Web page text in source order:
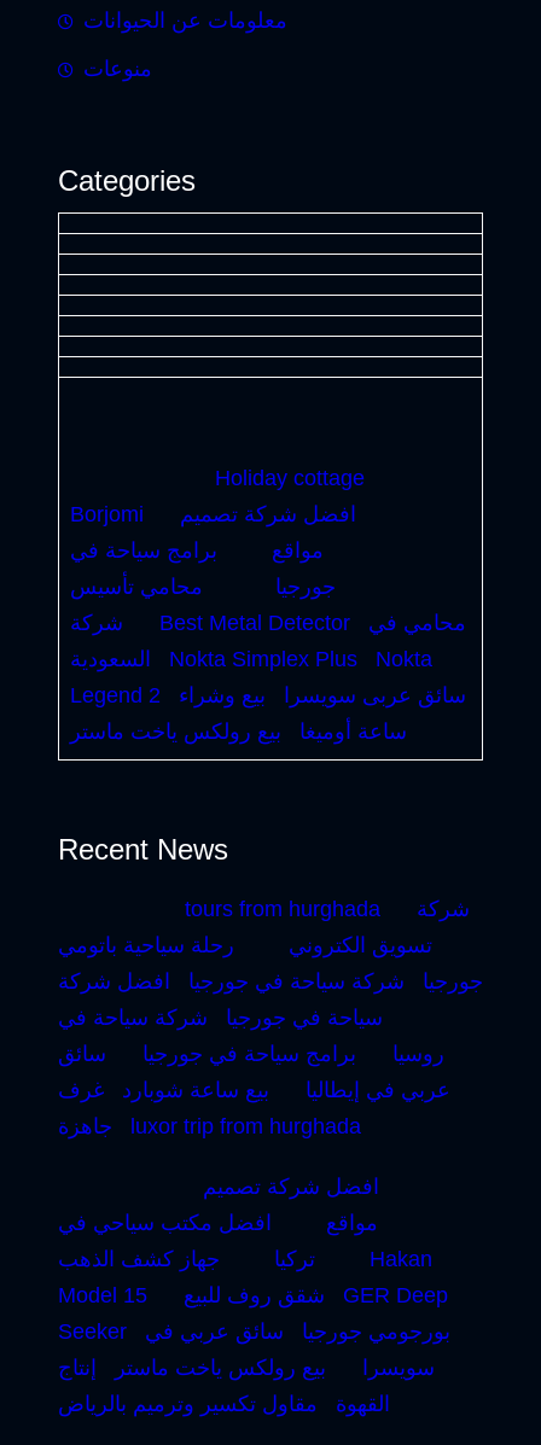
معلومات عن الحيوانات
منوعات
Categories
Holiday cottage
Borjomi
افضل شركة تصميم
مواقع
برامج سياحة في
جورجيا
محامي تأسيس
شركة
Best Metal Detector
محامي في
السعودية
Nokta Simplex Plus
Nokta
Legend 2
سائق عربى سويسرا
بيع وشراء
ساعة أوميغا
بيع رولكس ياخت ماستر
Recent News
tours from hurghada
شركة
تسويق الكتروني
رحلة سياحية باتومي
جورجيا
شركة سياحة في جورجيا
افضل شركة
سياحة في جورجيا
شركة سياحة في
روسيا
برامج سياحة في جورجيا
سائق
عربي في إيطاليا
بيع ساعة شوبارد
غرف
جاهزة
luxor trip from hurghada
افضل شركة تصميم
مواقع
افضل مكتب سياحي في
تركيا
جهاز كشف الذهب
Hakan
Model 15
شقق روف للبيع
GER Deep
Seeker
بورجومي جورجيا
سائق عربي في
سويسرا
بيع رولكس ياخت ماستر
إنتاج
القهوة
مقاول تكسير وترميم بالرياض